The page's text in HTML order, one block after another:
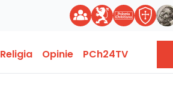
Religia Opinie PCh24TV